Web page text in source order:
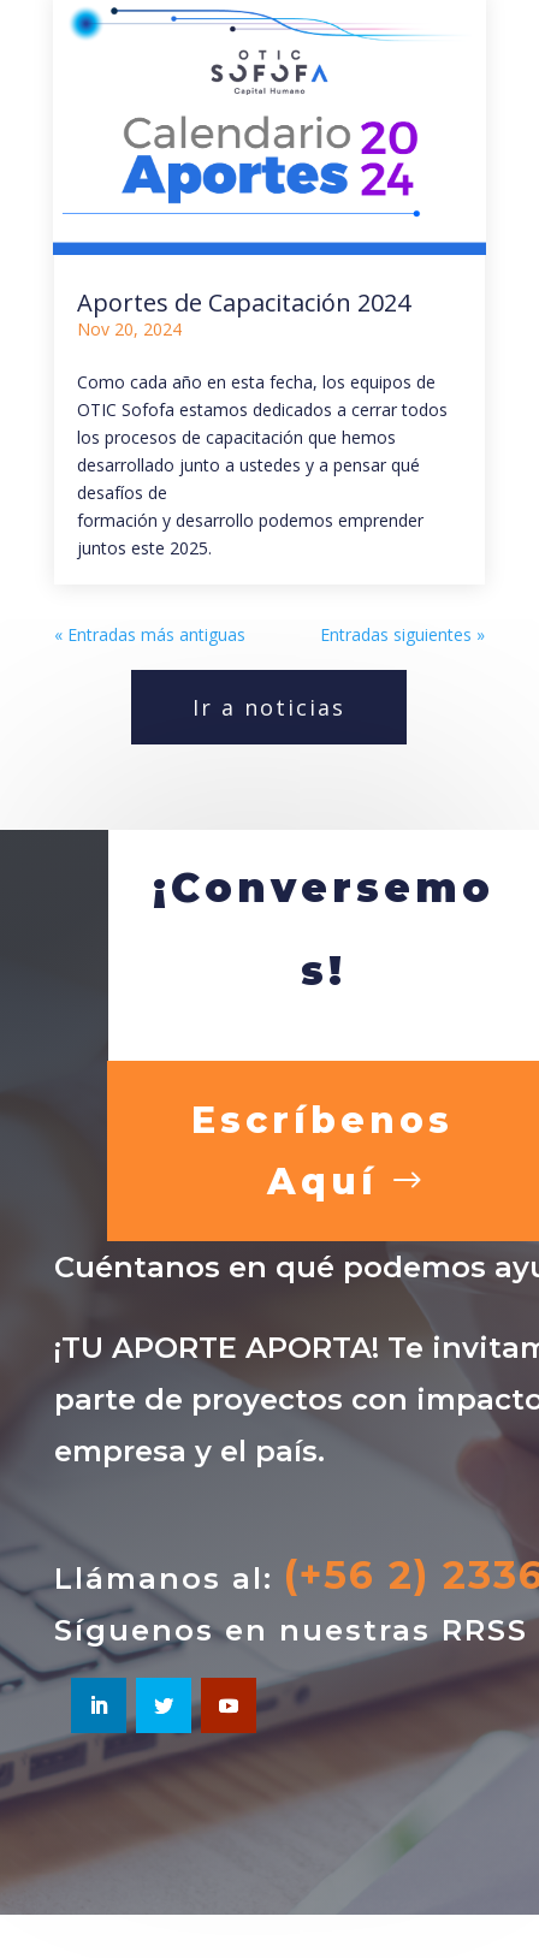
Aportes de Capacitación 2024
Nov 20, 2024
Como cada año en esta fecha, los equipos de
OTIC Sofofa estamos dedicados a cerrar todos
los procesos de capacitación que hemos
desarrollado junto a ustedes y a pensar qué
desafíos de
formación y desarrollo podemos emprender
juntos este 2025.
« Entradas más antiguas Entradas siguientes »
Ir a noticias
¡Conversemo
s!
Escríbenos
Aquí
Cuéntanos en qué podemos
¡TU APORTE APORTA! Te
parte de proyectos con
empresa y el país.
Llámanos al: (+56 2)
Síguenos en nuestras RRSS